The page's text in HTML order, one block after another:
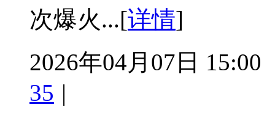
次爆火...[详情]
2026年04月07日 15:00
35 |